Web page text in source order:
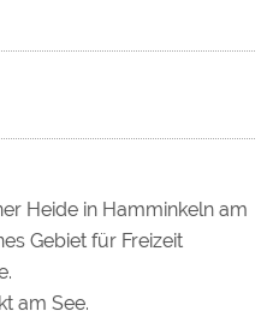
der Hohen Mark
-und Fahrvereins
Heide in Hamminkeln am
Gebiet für Freizeit
am See.